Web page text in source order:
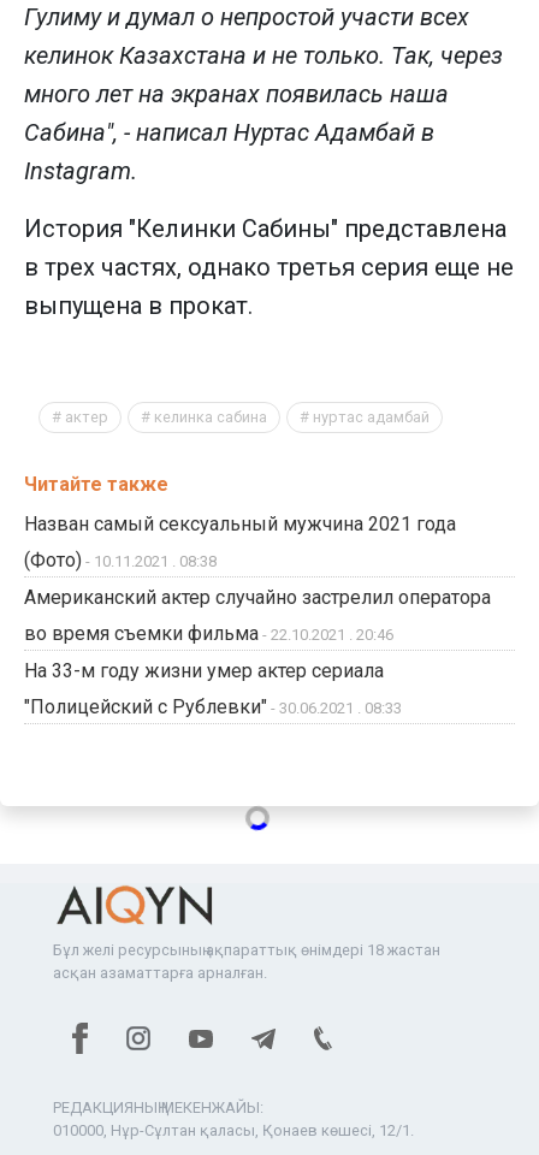
Гулиму и думал о непростой участи всех
келинок Казахстана и не только. Так, через
много лет на экранах появилась наша
Сабина", - написал Нуртас Адамбай в
Instagram.
История "Келинки Сабины" представлена
в трех частях, однако третья серия еще не
выпущена в прокат.
актер келинка сабина нуртас адамбай
Читайте также
Назван самый сексуальный мужчина 2021 года
(Фото) - 10.11.2021 . 08:38
Американский актер случайно застрелил оператора
во время съемки фильма - 22.10.2021 . 20:46
На 33-м году жизни умер актер сериала
"Полицейский с Рублевки" - 30.06.2021 . 08:33
Бұл желі ресурсының ақпараттық өнімдері 18 жастан
асқан азаматтарға арналған.
РЕДАКЦИЯНЫҢ МЕКЕНЖАЙЫ:
010000, Нұр-Сұлтан қаласы, Қонаев көшесі, 12/1.